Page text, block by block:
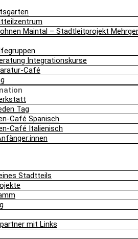
Maintal – Stadtleitprojekt
Integrationskurse
Café
Tag
Café Spanisch
Café Italienisch
Stadtteils
mit Links